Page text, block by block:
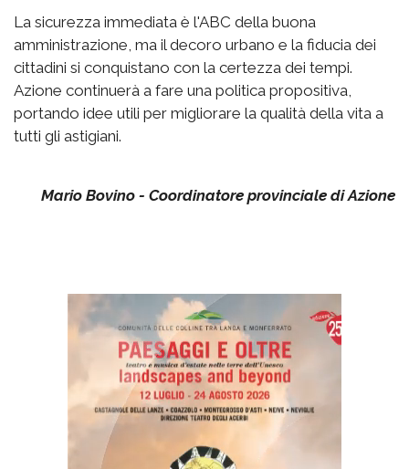
La sicurezza immediata è l'ABC della buona
amministrazione, ma il decoro urbano e la fiducia dei
cittadini si conquistano con la certezza dei tempi.
Azione continuerà a fare una politica propositiva,
portando idee utili per migliorare la qualità della vita a
tutti gli astigiani.
Mario Bovino - Coordinatore provinciale di Azione